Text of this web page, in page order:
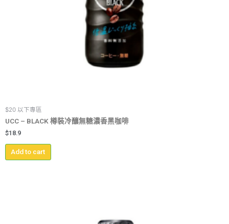
$20 以下專區
UCC – BLACK 樽裝冷釀無糖濃香黑咖啡
$18.9
Add to cart